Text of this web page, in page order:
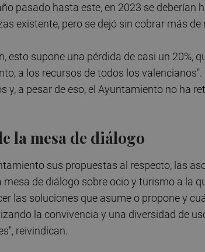
pasado hasta este, en 2023 se deberían
existente, pero se dejó sin cobrar más de
esto supone una pérdida de casi un 20%,
a los recursos de todos los
y, a pesar de eso, el Ayuntamiento no ha
la mesa de diálogo
sus propuestas al respecto, las
mesa de diálogo sobre ocio y turismo a la
las soluciones que asume o propone y
la convivencia y una diversidad de
reivindican.